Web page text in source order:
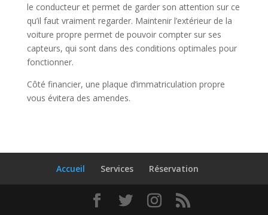
le conducteur et permet de garder son attention sur ce
qu’il faut vraiment regarder. Maintenir l’extérieur de la
voiture propre permet de pouvoir compter sur ses
capteurs, qui sont dans des conditions optimales pour
fonctionner.
Côté financier, une plaque d’immatriculation propre
vous évitera des amendes.
Accueil Services Réservation